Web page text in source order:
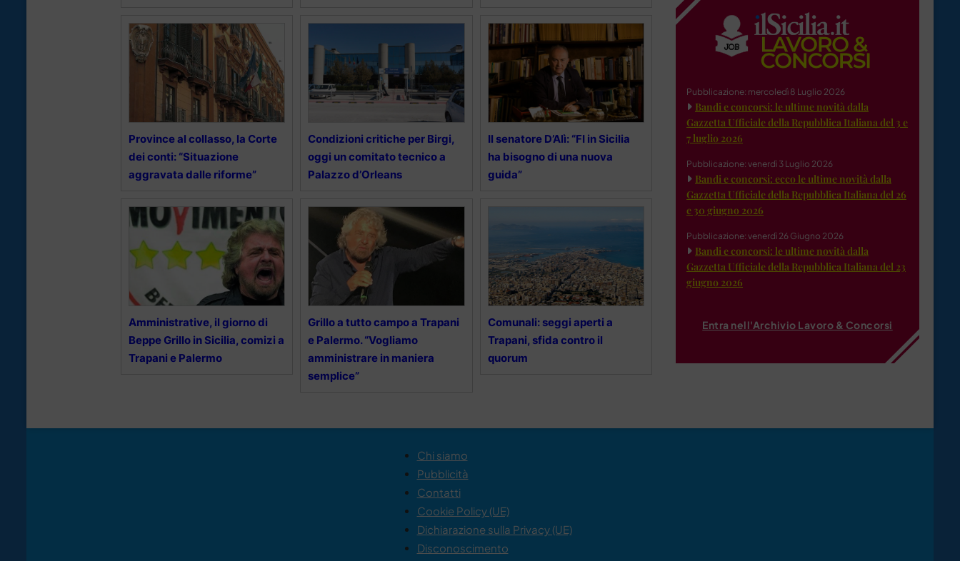
Province al collasso, la Corte
dei conti: “Situazione
aggravata dalle riforme”
Condizioni critiche per Birgi,
oggi un comitato tecnico a
Palazzo d’Orleans
Il senatore D’Alì: “FI in Sicilia
ha bisogno di una nuova
guida”
Amministrative, il giorno di
Beppe Grillo in Sicilia, comizi a
Trapani e Palermo
Grillo a tutto campo a Trapani
e Palermo. “Vogliamo
amministrare in maniera
semplice”
Comunali: seggi aperti a
Trapani, sfida contro il
quorum
Pubblicazione: mercoledì 8 Luglio 2026
Bandi e concorsi: le ultime novità dalla
Gazzetta Ufficiale della Repubblica Italiana del 3 e
7 luglio 2026
Pubblicazione: venerdì 3 Luglio 2026
Bandi e concorsi: ecco le ultime novità dalla
Gazzetta Ufficiale della Repubblica Italiana del 26
e 30 giugno 2026
Pubblicazione: venerdì 26 Giugno 2026
Bandi e concorsi: le ultime novità dalla
Gazzetta Ufficiale della Repubblica Italiana del 23
giugno 2026
Entra nell'Archivio Lavoro & Concorsi
Chi siamo
Pubblicità
Contatti
Cookie Policy (UE)
Dichiarazione sulla Privacy (UE)
Disconoscimento